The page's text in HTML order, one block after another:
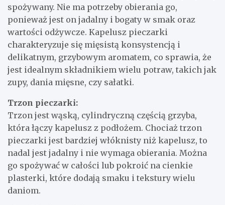
spożywany. Nie ma potrzeby obierania go,
ponieważ jest on jadalny i bogaty w smak oraz
wartości odżywcze. Kapelusz pieczarki
charakteryzuje się mięsistą konsystencją i
delikatnym, grzybowym aromatem, co sprawia, że
jest idealnym składnikiem wielu potraw, takich jak
zupy, dania mięsne, czy sałatki.
Trzon pieczarki:
Trzon jest wąską, cylindryczną częścią grzyba,
która łączy kapelusz z podłożem. Chociaż trzon
pieczarki jest bardziej włóknisty niż kapelusz, to
nadal jest jadalny i nie wymaga obierania. Można
go spożywać w całości lub pokroić na cienkie
plasterki, które dodają smaku i tekstury wielu
daniom.